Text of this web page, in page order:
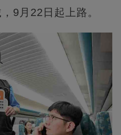
9月22日起上路。